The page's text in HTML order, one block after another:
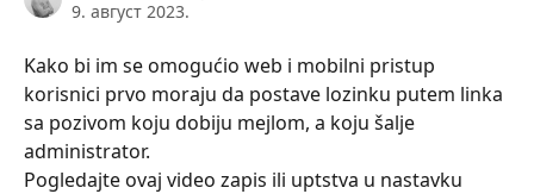
9. август 2023.
Kako bi im se omogućio web i mobilni pristup
korisnici prvo moraju da postave lozinku putem linka
sa pozivom koju dobiju mejlom, a koju šalje
administrator.
Pogledajte ovaj video zapis ili uptstva u nastavku